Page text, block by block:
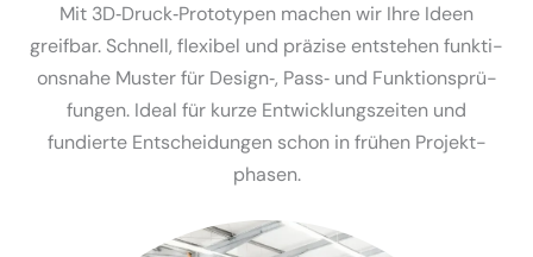
Mit 3D‑Druck‑Prototypen machen wir Ihre Ideen
greifbar. Schnell, flexibel und präzise entstehen funkti­
onsnahe Muster für Design‑, Pass‑ und Funkti­ons­prü­
fungen. Ideal für kurze Entwick­lungs­zeiten und
fundierte Entschei­dungen schon in frühen Projekt­
phasen.